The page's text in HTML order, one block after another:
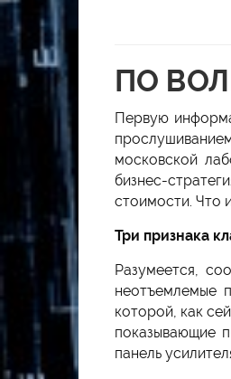
ПО
Первую
московской
бизнес-
стоимости. Что
Три признака
Разумеется,
неотъемлемые
которой, как
показывающие
панель